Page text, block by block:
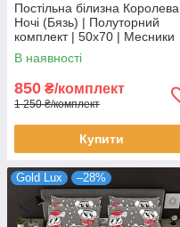
Постільна білизна Королева
Ночі (Бязь) | Полуторний
комплект | 50х70 | Месники
на блакитному
В наявності
850 ₴/комплект
1 250 ₴/комплект
Купити
Gold Lux –28%